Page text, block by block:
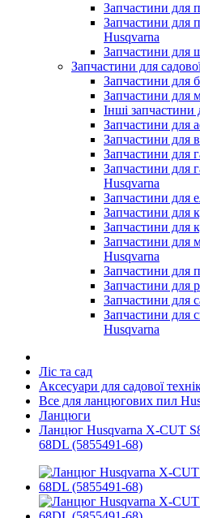
Запчастини для
Запчастини для
Husqvarna
Запчастини для
Запчастини для
Запчастини для
Запчастини для
Інші запчастини
Запчастини для
Запчастини для
Запчастини для
Запчастини для
Husqvarna
Запчастини для
Запчастини для
Запчастини для
Запчастини для
Husqvarna
Запчастини для
Запчастини для
Запчастини для
Запчастини для
Husqvarna
Ліс та сад
Аксесуари для садової
Все для ланцюгових пил
Ланцюги
Ланцюг Husqvarna X-CUT
68DL (5855491-68)